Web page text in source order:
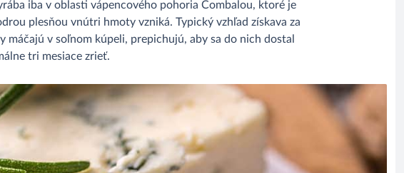
iba v oblasti vápencového pohoria Combalou, ktoré je
plesňou vnútri hmoty vzniká. Typický vzhľad získava za
v soľnom kúpeli, prepichujú, aby sa do nich dostal
tri mesiace zrieť.